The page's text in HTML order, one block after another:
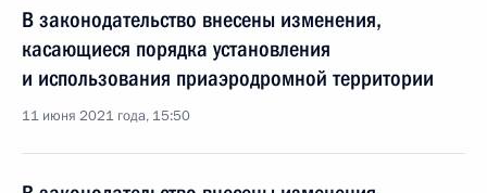
В законодательство внесены изменения,
касающиеся порядка установления
и использования приаэродромной территории
11 июня 2021 года, 15:50